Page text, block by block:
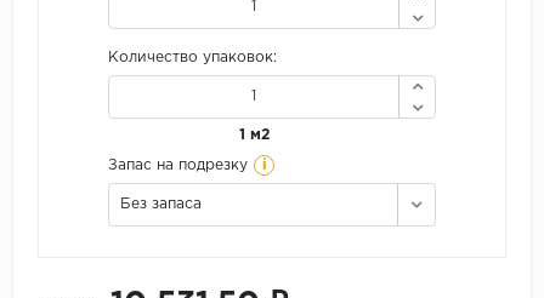
Количество упаковок:
1 м2
Запас на подрезку i
Без запаса